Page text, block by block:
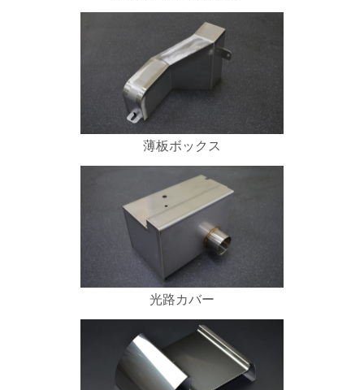
薄板ボックス
光路カバー